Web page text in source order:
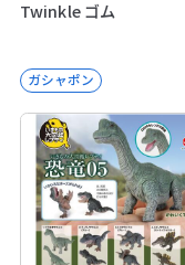
Twinkle ゴム
ガシャポン